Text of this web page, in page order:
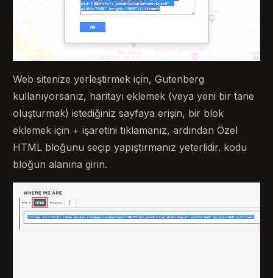
Web sitenize yerleştirmek için, Gutenberg
kullanıyorsanız, haritayı eklemek (veya yeni bir tane
oluşturmak) istediğiniz sayfaya erişin, bir blok
eklemek için + işaretini tıklamanız, ardından Özel
HTML bloğunu seçip yapıştırmanız yeterlidir. kodu
bloğun alanına girin.